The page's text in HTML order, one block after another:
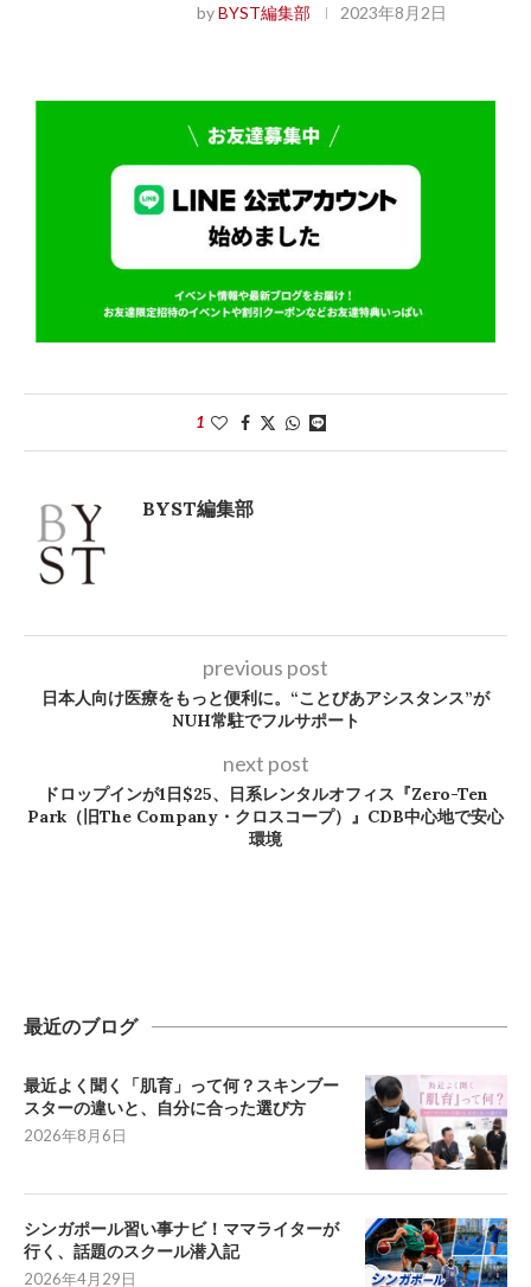
byBYST編集部 2023年8月2日
1
BYST編集部
previous post
日本人向け医療をもっと便利に。“ことびあアシスタンス”が
NUH常駐でフルサポート
next post
ドロップインが1日$25、日系レンタルオフィス『Zero-Ten
Park（旧The Company・クロスコープ）』CDB中心地で安心
環境
最近のブログ
最近よく聞く「肌育」って何？スキンブー
スターの違いと、自分に合った選び方
2026年8月6日
シンガポール習い事ナビ！ママライターが
行く、話題のスクール潜入記
2026年4月29日